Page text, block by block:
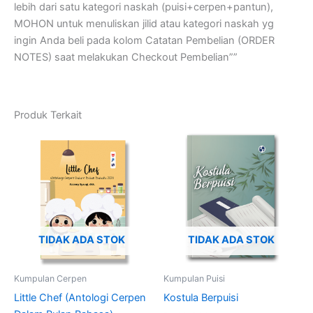
lebih dari satu kategori naskah (puisi+cerpen+pantun),
MOHON untuk menuliskan jilid atau kategori naskah yg
ingin Anda beli pada kolom Catatan Pembelian (ORDER
NOTES) saat melakukan Checkout Pembelian””
Produk Terkait
TIDAK ADA STOK
Kumpulan Cerpen
Little Chef (Antologi Cerpen
TIDAK ADA STOK
Kumpulan Puisi
Kostula Berpuisi